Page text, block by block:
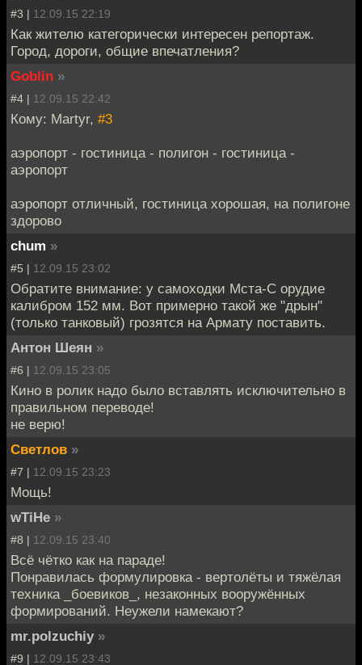
#3 | 12.09.15 22:19
Как жителю категорически интересен репортаж.
Город, дороги, общие впечатления?
Goblin »
#4 | 12.09.15 22:42
Кому: Martyr, #3
аэропорт - гостиница - полигон - гостиница -
аэропорт
аэропорт отличный, гостиница хорошая, на полигоне
здорово
chum »
#5 | 12.09.15 23:02
Обратите внимание: у самоходки Мста-С орудие
калибром 152 мм. Вот примерно такой же "дрын"
(только танковый) грозятся на Армату поставить.
Антон Шеян »
#6 | 12.09.15 23:05
Кино в ролик надо было вставлять исключительно в
правильном переводе!
не верю!
Светлов »
#7 | 12.09.15 23:23
Мощь!
wTiHe »
#8 | 12.09.15 23:40
Всё чётко как на параде!
Понравилась формулировка - вертолёты и тяжёлая
техника _боевиков_, незаконных вооружённых
формирований. Неужели намекают?
mr.polzuchiy »
#9 | 12.09.15 23:43